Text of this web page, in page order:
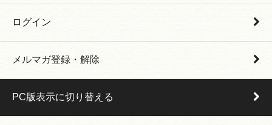
ログイン
メルマガ登録・解除
PC版表示に切り替える